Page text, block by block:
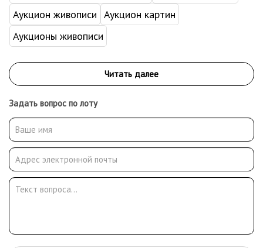
Аукцион живописи Аукцион картин
Аукционы живописи
Задать вопрос по лоту